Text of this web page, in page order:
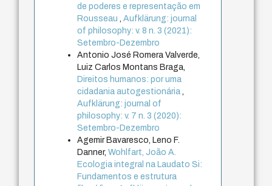
de poderes e representação em
Rousseau,Aufklärung: journal
of philosophy: v. 8 n. 3 (2021):
Setembro-Dezembro
Antonio José Romera Valverde,
Luiz Carlos Montans Braga,
Direitos humanos: por uma
cidadania autogestionária,
Aufklärung: journal of
philosophy: v. 7 n. 3 (2020):
Setembro-Dezembro
Agemir Bavaresco, Leno F.
Danner,Wohlfart, João A.
Ecologia integral na Laudato Si:
Fundamentos e estrutura